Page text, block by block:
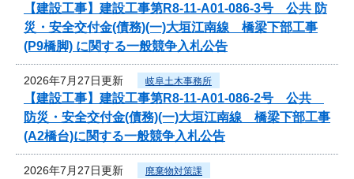
【建設工事】建設工事第R8-11-A01-086-3号 公共 防
災・安全交付金(債務)(一)大垣江南線 橋梁下部工事
(P9橋脚) に関する一般競争入札公告
2026年7月27日更新 岐阜土木事務所
【建設工事】建設工事第R8-11-A01-086-2号 公共
防災・安全交付金(債務)(一)大垣江南線 橋梁下部工事
(A2橋台)に関する一般競争入札公告
2026年7月27日更新 廃棄物対策課